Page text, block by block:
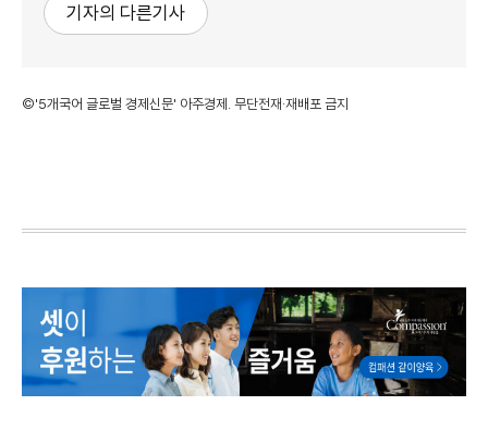
기자의 다른기사
©'5개국어 글로벌 경제신문' 아주경제. 무단전재·재배포 금지